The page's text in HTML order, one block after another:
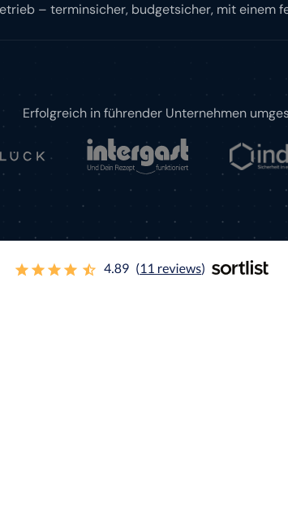
– terminsicher, budgetsicher, mit einem
Erfolgreich in führender Unternehmen